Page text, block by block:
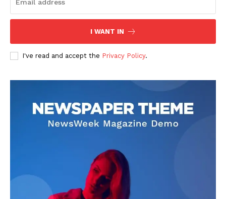
AIN NEWS 1
Contact Us
I WANT IN
I've read and accept the Privacy Policy.